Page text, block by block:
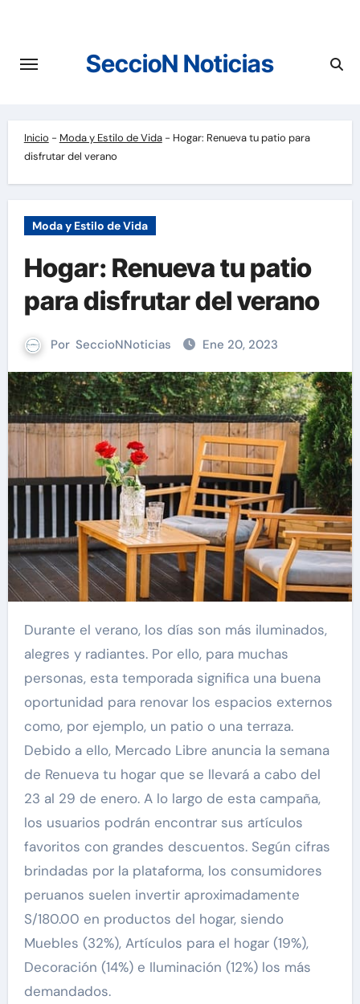
contenido
SeccioN Noticias
Inicio - Moda y Estilo de Vida- Hogar: Renueva tu patio para
disfrutar del verano
Moda y Estilo de Vida
Hogar: Renueva tu patio
para disfrutar del verano
Por SeccioNNoticias Ene 20, 2023
Durante el verano, los días son más iluminados,
alegres y radiantes. Por ello, para muchas
personas, esta temporada significa una buena
oportunidad para renovar los espacios externos
como, por ejemplo, un patio o una terraza.
Debido a ello, Mercado Libre anuncia la semana
de Renueva tu hogar que se llevará a cabo del
23 al 29 de enero. A lo largo de esta campaña,
los usuarios podrán encontrar sus artículos
favoritos con grandes descuentos. Según cifras
brindadas por la plataforma, los consumidores
peruanos suelen invertir aproximadamente
S/180.00 en productos del hogar, siendo
Muebles (32%), Artículos para el hogar (19%),
Decoración (14%) e Iluminación (12%) los más
demandados.